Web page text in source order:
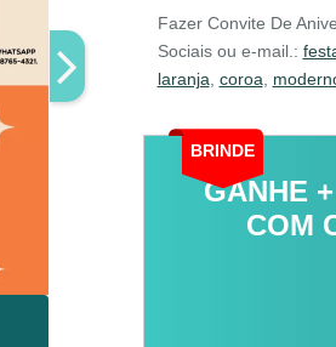
Fazer Convite De
Sociais ou e-mail.:
laranja coroa
BRINDE
GANHE
COM